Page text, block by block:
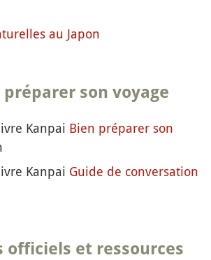
au Japon
préparer son voyage
Kanpai Bien préparer son
Kanpai Guide de conversation
officiels et ressources